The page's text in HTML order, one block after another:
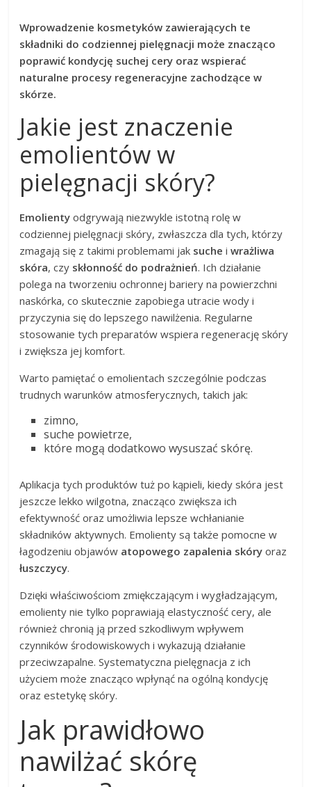
Wprowadzenie kosmetyków zawierających te
składniki do codziennej pielęgnacji może znacząco
poprawić kondycję suchej cery oraz wspierać
naturalne procesy regeneracyjne zachodzące w
skórze.
Jakie jest znaczenie
emolientów w
pielęgnacji skóry?
Emolienty odgrywają niezwykle istotną rolę w
codziennej pielęgnacji skóry, zwłaszcza dla tych, którzy
zmagają się z takimi problemami jak suche iwrażliwa
skóra, czy skłonność do podrażnień. Ich działanie
polega na tworzeniu ochronnej bariery na powierzchni
naskórka, co skutecznie zapobiega utracie wody i
przyczynia się do lepszego nawilżenia. Regularne
stosowanie tych preparatów wspiera regenerację skóry
i zwiększa jej komfort.
Warto pamiętać o emolientach szczególnie podczas
trudnych warunków atmosferycznych, takich jak:
zimno,
suche powietrze,
które mogą dodatkowo wysuszać skórę.
Aplikacja tych produktów tuż po kąpieli, kiedy skóra jest
jeszcze lekko wilgotna, znacząco zwiększa ich
efektywność oraz umożliwia lepsze wchłanianie
składników aktywnych. Emolienty są także pomocne w
łagodzeniu objawów atopowego zapalenia skóry oraz
łuszczycy.
Dzięki właściwościom zmiękczającym i wygładzającym,
emolienty nie tylko poprawiają elastyczność cery, ale
również chronią ją przed szkodliwym wpływem
czynników środowiskowych i wykazują działanie
przeciwzapalne. Systematyczna pielęgnacja z ich
użyciem może znacząco wpłynąć na ogólną kondycję
oraz estetykę skóry.
Jak prawidłowo
nawilżać skórę